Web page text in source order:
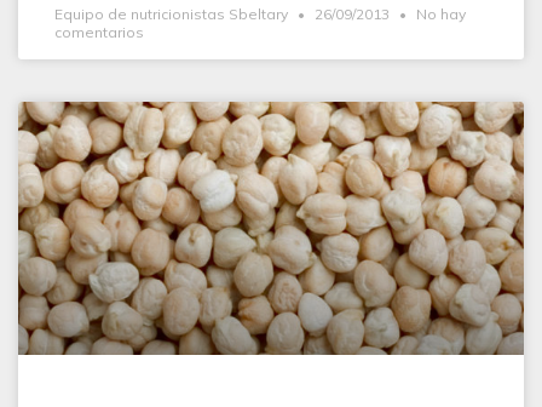
Equipo de nutricionistas Sbeltary 26/09/2013
No hay
comentarios